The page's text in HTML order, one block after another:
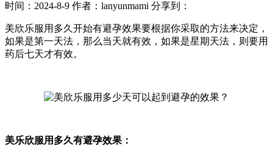
时间：2024-8-9 作者：lanyunmami 分享到：
美欣乐服用多久开始有避孕效果要根据你采取的方法来决定，
如果是第一天法，那么当天就有效，如果是星期天法，则要用
药后七天才有效。
美乐欣服用多久有避孕效果：